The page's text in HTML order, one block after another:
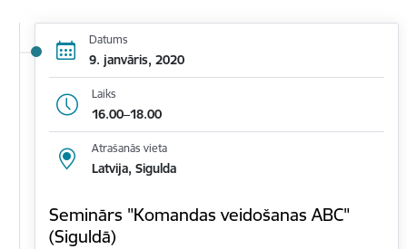
Datums
9. janvāris, 2020
Laiks
16.00–18.00
Atrašanās vieta
Latvija, Sigulda
Seminārs "Komandas veidošanas ABC"
(Siguldā)